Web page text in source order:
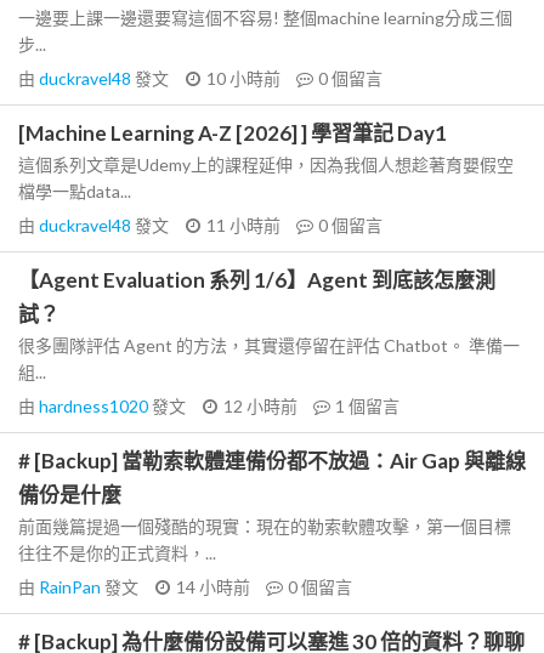
一邊要上課一邊還要寫這個不容易! 整個machine learning分成三個
步...
由 duckravel48 發文 10 小時前 0個留言
[Machine Learning A-Z [2026] ] 學習筆記 Day1
這個系列文章是Udemy上的課程延伸，因為我個人想趁著育嬰假空
檔學一點data...
由 duckravel48 發文 11 小時前 0個留言
【Agent Evaluation 系列 1/6】Agent 到底該怎麼測
試？
很多團隊評估 Agent 的方法，其實還停留在評估 Chatbot。 準備一
組...
由 hardness1020發文 12 小時前 1 個留言
# [Backup] 當勒索軟體連備份都不放過：Air Gap 與離線
備份是什麼
前面幾篇提過一個殘酷的現實：現在的勒索軟體攻擊，第一個目標
往往不是你的正式資料，...
由 RainPan 發文 14 小時前 0個留言
# [Backup] 為什麼備份設備可以塞進 30 倍的資料？聊聊